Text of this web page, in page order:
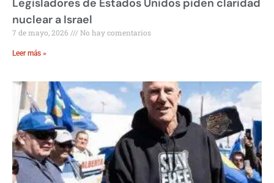
Legisladores de Estados Unidos piden claridad
nuclear a Israel
7 de mayo, 2026 No hay comentarios
Leer más »